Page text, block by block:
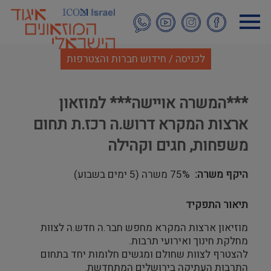
לתוכן
העיקרי
לכניסה / חידוש חברות והצטרפות
***המשרה אויישה*** למוזאון
ארצות המקרא דרוש.ה רכז.ת תחום
משפחות, חגים וקהילה
היקף משרה 75% משרה (5 ימים בשבוע)
תיאור התפקיד
מוזיאון ארצות המקרא מחפש חבר.ה חדש.ה לצוות
מחלקת חינוך ואירועי תרבות.
להצטרף לצוות שחולם ומגשים חלומות יחד בתחום
התרבות העתיקה בירושלים המתחדשת.